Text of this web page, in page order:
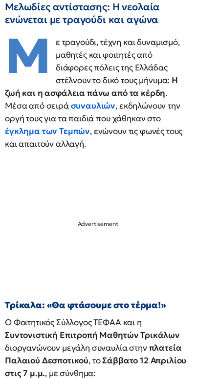
Μελωδίες αντίστασης: Η νεολαία
ενώνεται με τραγούδι και αγώνα
Μ
ε τραγούδι, τέχνη και δυναμισμό,
μαθητές και φοιτητές από
διάφορες πόλεις της Ελλάδας
στέλνουν το δικό τους μήνυμα: Η
ζωή και η ασφάλεια πάνω από τα κέρδη.
Μέσα από σειράσυναυλιών, εκδηλώνουν την
οργή τους για τα παιδιά που χάθηκαν στο
έγκλημα των Τεμπών, ενώνουν τις φωνές τους
και απαιτούν αλλαγή.
Τρίκαλα: «Θα φτάσουμε στο τέρμα!»
Ο Φοιτητικός Σύλλογος ΤΕΦΑΑ και η
Συντονιστική Επιτροπή Μαθητών Τρικάλων
διοργανώνουν μεγάλη συναυλία στηνπλατεία
Παλαιού Δεσποτικού, τοΣάββατο 12 Απριλίου
στις 7 μ.μ., με σύνθημα: